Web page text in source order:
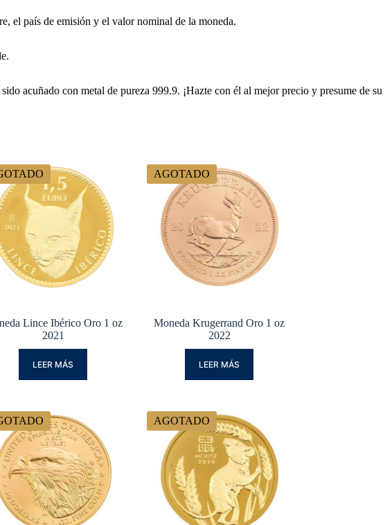
el país de emisión y el valor nominal de la moneda.
acuñado con metal de pureza 999.9. ¡Hazte con él al mejor precio y presume de su
Lince Ibérico Oro 1 oz
2021
LEER MÁS
AGOTADO
Moneda Krugerrand Oro 1 oz
2022
LEER MÁS
AGOTADO